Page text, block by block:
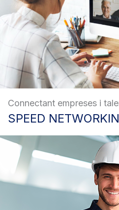
Connectant empreses i
SPEED